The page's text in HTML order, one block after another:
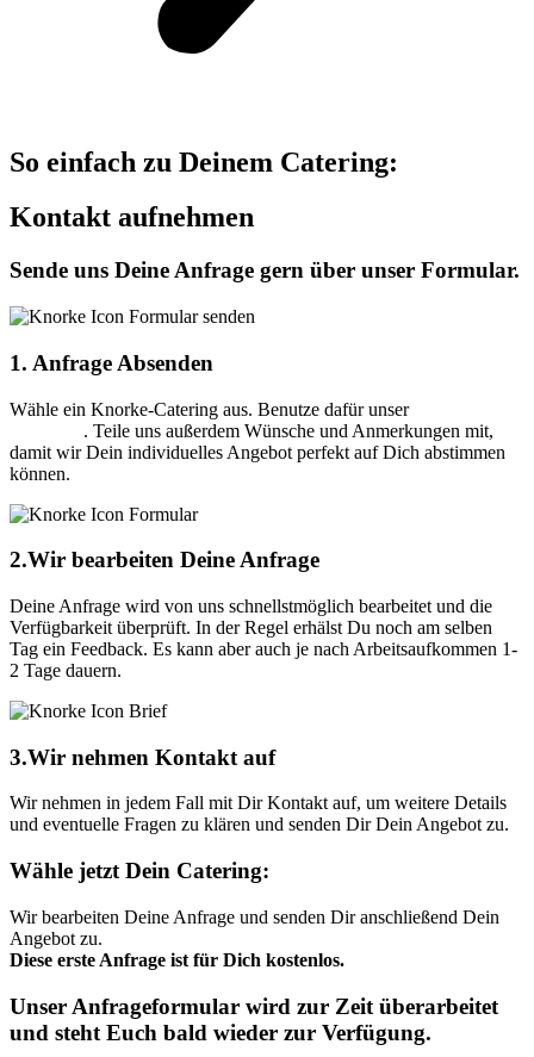
So einfach zu Deinem Catering:
Kontakt aufnehmen
Sende uns Deine Anfrage gern über unser Formular.
1. Anfrage Absenden
Wähle ein Knorke-Catering aus. Benutze dafür unser
. Teile uns außerdem Wünsche und Anmerkungen mit,
damit wir Dein individuelles Angebot perfekt auf Dich abstimmen
können.
2.Wir bearbeiten Deine Anfrage
Deine Anfrage wird von uns schnellstmöglich bearbeitet und die
Verfügbarkeit überprüft. In der Regel erhälst Du noch am selben
Tag ein Feedback. Es kann aber auch je nach Arbeitsaufkommen 1-
2 Tage dauern.
3.Wir nehmen Kontakt auf
Wir nehmen in jedem Fall mit Dir Kontakt auf, um weitere Details
und eventuelle Fragen zu klären und senden Dir Dein Angebot zu.
Wähle jetzt Dein Catering:
Wir bearbeiten Deine Anfrage und senden Dir anschließend Dein
Angebot zu.
Diese erste Anfrage ist für Dich kostenlos.
Unser Anfrageformular wird zur Zeit überarbeitet
und steht Euch bald wieder zur Verfügung.